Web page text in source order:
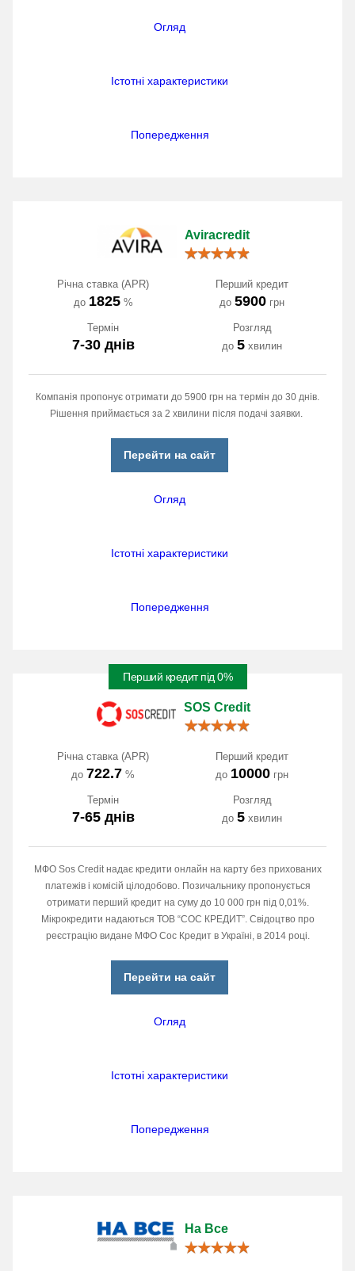
Огляд
Істотні характеристики
Попередження
Aviracredit
Річна ставка (APR)
до 1825%
Перший кредит
до 5900 грн
Термін
7-30 днів
Розгляд
до 5 хвилин
Компанія пропонує отримати до 5900 грн на термін до 30 днів.
Рішення приймається за 2 хвилини після подачі заявки.
Перейти на сайт
Огляд
Істотні характеристики
Попередження
Перший кредит під 0%
SOS Credit
Річна ставка (APR)
до 722.7 %
Перший кредит
до 10000 грн
Термін
7-65 днів
Розгляд
до 5 хвилин
МФО Sos Credit надає кредити онлайн на карту без прихованих
платежів і комісій цілодобово. Позичальнику пропонується
отримати перший кредит на суму до 10 000 грн під 0,01%.
Мікрокредити надаються ТОВ “СОС КРЕДИТ”. Свідоцтво про
реєстрацію видане МФО Сос Кредит в Україні, в 2014 році.
Перейти на сайт
Огляд
Істотні характеристики
Попередження
На Все